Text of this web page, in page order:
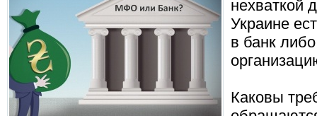
нехваткой
Украине
в банк
Каковы